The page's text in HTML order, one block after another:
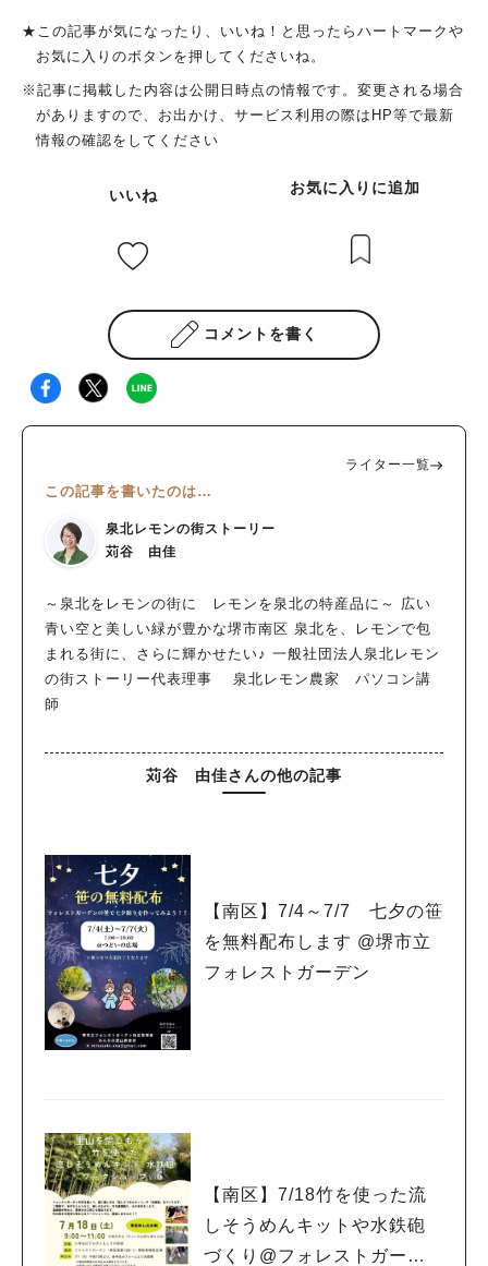
★この記事が気になったり、いいね！と思ったらハートマークや
お気に入りのボタンを押してくださいね。
※記事に掲載した内容は公開日時点の情報です。変更される場合
がありますので、お出かけ、サービス利用の際はHP等で最新
情報の確認をしてください
いいね お気に入りに追加
コメントを書く
ライター一覧
この記事を書いたのは…
泉北レモンの街ストーリー
苅谷 由佳
～泉北をレモンの街に レモンを泉北の特産品に～ 広い
青い空と美しい緑が豊かな堺市南区 泉北を、レモンで包
まれる街に、さらに輝かせたい♪ 一般社団法人泉北レモン
の街ストーリー代表理事 泉北レモン農家 パソコン講
師
苅谷 由佳さんの他の記事
【南区】7/4～7/7 七夕の笹
を無料配布します @堺市立
フォレストガーデン
【南区】7/18竹を使った流
しそうめんキットや水鉄砲
づくり@フォレストガーデ